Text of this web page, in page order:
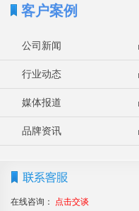
客户案例
公司新闻
行业动态
媒体报道
品牌资讯
在线咨询：
点击交谈